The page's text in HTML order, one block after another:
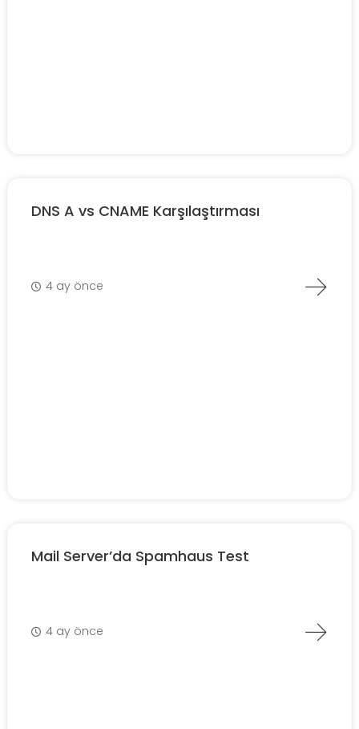
DNS A vs CNAME Karşılaştırması
4 ay önce
Mail Server’da Spamhaus Test
4 ay önce